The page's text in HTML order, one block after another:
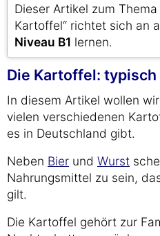
Dieser Artikel zum
Kartoffel“ richtet sich an
Niveau B1 lernen.
Die Kartoffel:
In diesem Artikel wollen
vielen verschiedenen
es in Deutschland gibt.
Neben Bier und Wurst
Nahrungsmittel zu sein,
gilt.
Die Kartoffel gehört zur